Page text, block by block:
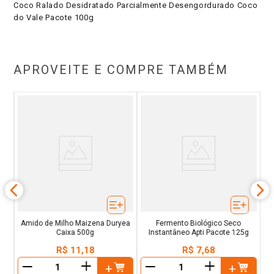
Coco Ralado Desidratado Parcialmente Desengordurado Coco
do Vale Pacote 100g
APROVEITE E COMPRE TAMBÉM
Amido de Milho Maizena Duryea
Caixa 500g
R$ 11,18
＋
Fermento Biológico Seco
Instantâneo Apti Pacote 125g
R$ 7,68
＋